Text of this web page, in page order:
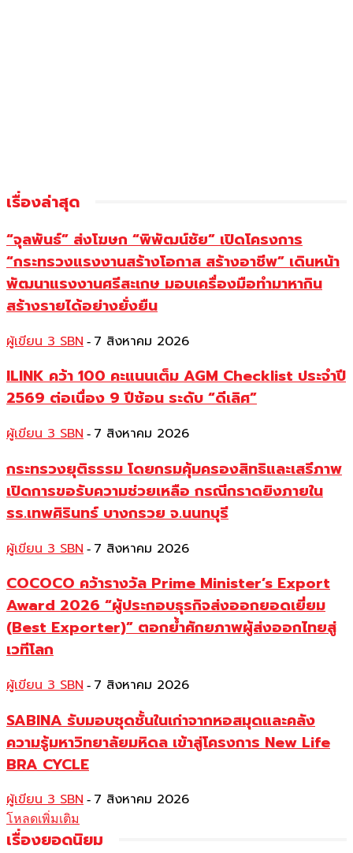
เรื่องล่าสุด
“จุลพันธ์” ส่งโฆษก “พิพัฒน์ชัย” เปิดโครงการ
“กระทรวงแรงงานสร้างโอกาส สร้างอาชีพ” เดินหน้า
พัฒนาแรงงานศรีสะเกษ มอบเครื่องมือทำมาหากิน
สร้างรายได้อย่างยั่งยืน
ผู้เขียน 3 SBN - 7 สิงหาคม 2026
ILINK คว้า 100 คะแนนเต็ม AGM Checklist ประจำปี
2569 ต่อเนื่อง 9 ปีซ้อน ระดับ “ดีเลิศ”
ผู้เขียน 3 SBN - 7 สิงหาคม 2026
กระทรวงยุติธรรม โดยกรมคุ้มครองสิทธิและเสรีภาพ
เปิดการขอรับความช่วยเหลือ กรณีกราดยิงภายใน
รร.เทพศิรินทร์ บางกรวย จ.นนทบุรี
ผู้เขียน 3 SBN - 7 สิงหาคม 2026
COCOCO คว้ารางวัล Prime Minister’s Export
Award 2026 “ผู้ประกอบธุรกิจส่งออกยอดเยี่ยม
(Best Exporter)” ตอกย้ำศักยภาพผู้ส่งออกไทยสู่
เวทีโลก
ผู้เขียน 3 SBN - 7 สิงหาคม 2026
SABINA รับมอบชุดชั้นในเก่าจากหอสมุดและคลัง
ความรู้มหาวิทยาลัยมหิดล เข้าสู่โครงการ New Life
BRA CYCLE
ผู้เขียน 3 SBN - 7 สิงหาคม 2026
โหลดเพิ่มเติม
เรื่องยอดนิยม